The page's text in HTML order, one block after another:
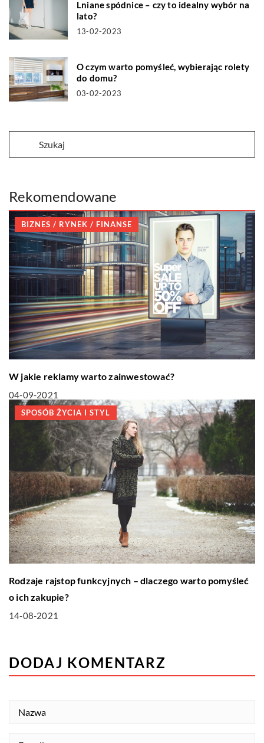
Lniane spódnice – czy to idealny wybór na
lato?
13-02-2023
O czym warto pomyśleć, wybierając rolety
do domu?
03-02-2023
Rekomendowane
BIZNES / RYNEK / FINANSE
W jakie reklamy warto zainwestować?
04-09-2021
SPOSÓB ŻYCIA I STYL
Rodzaje rajstop funkcyjnych – dlaczego warto pomyśleć
o ich zakupie?
14-08-2021
DODAJ KOMENTARZ